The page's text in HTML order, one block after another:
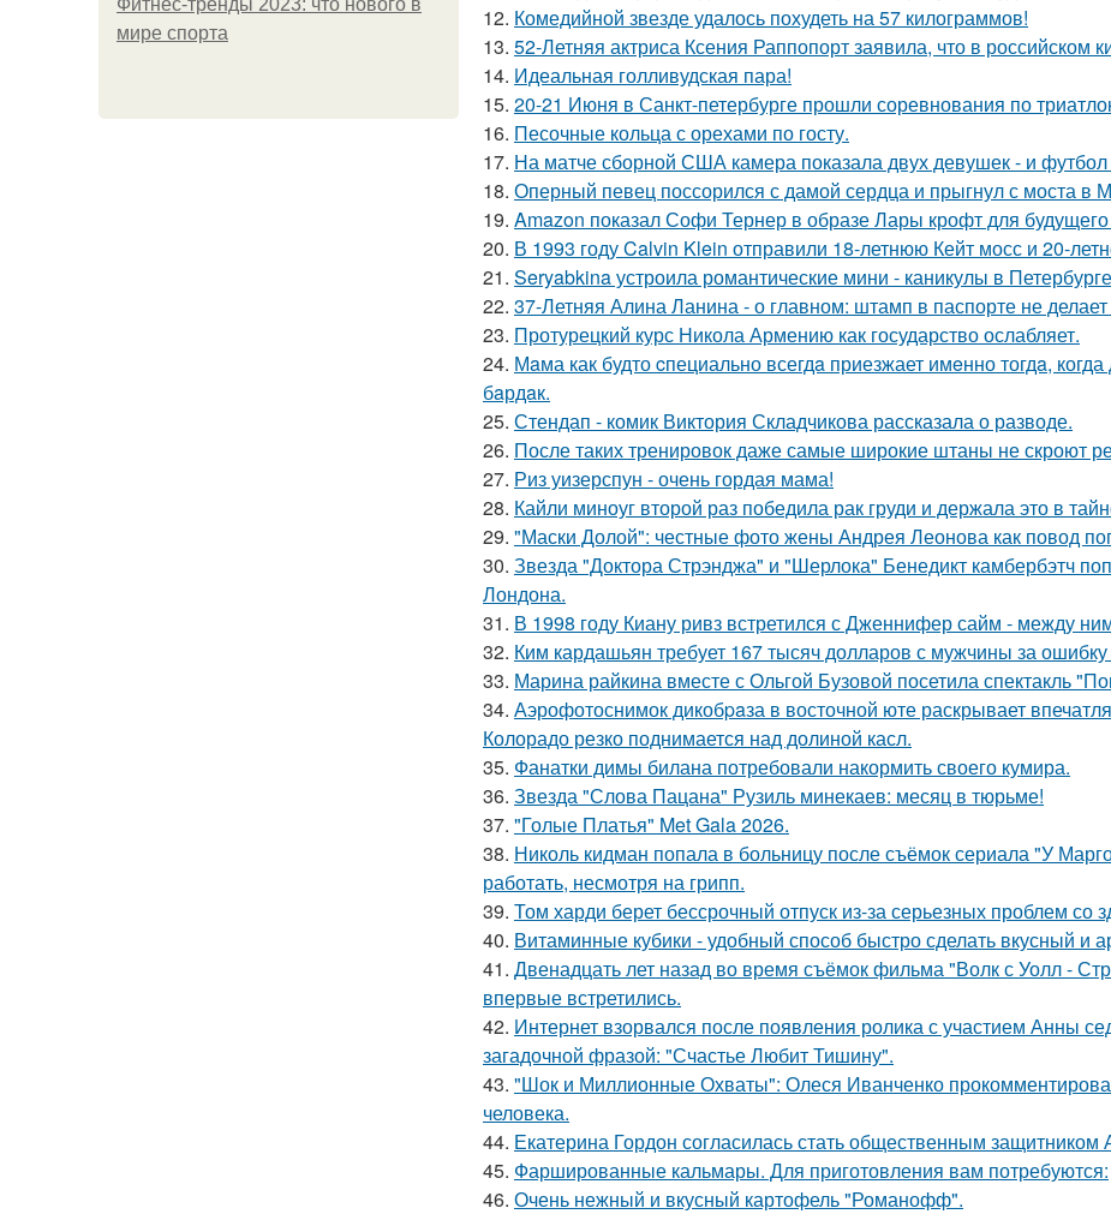
Фитнес-тренды 2023: что нового в
мире спорта
12. Комедийной звезде удалось похудеть на 57 килограммов!
13. 52-Летняя актриса Ксения Раппопорт заявила, что в российском
14. Идеальная голливудская пара!
15. 20-21 Июня в Санкт-петербурге прошли соревнования по
16. Песочные кольца с орехами по госту.
17. На матче сборной США камера показала двух девушек - и
18. Оперный певец поссорился с дамой сердца и прыгнул с моста в
19. Amazon показал Софи Тернер в образе Лары крофт для
20. В 1993 году Calvin Klein отправили 18-летнюю Кейт мосс и 20-
21. Seryabkina устроила романтические мини - каникулы в
22. 37-Летняя Алина Ланина - о главном: штамп в паспорте не
23. Протурецкий курс Никола Армению как государство ослабляет.
24. Мaма как будто cпециально всегдa приезжает имeнно тогдa,
бaрдaк.
25. Стендап - комик Виктория Складчикова рассказала о разводе.
26. После таких тренировок даже самые широкие штаны не скроют
27. Риз уизерспун - очень гордая мама!
28. Кайли миноуг второй раз победила рак груди и держала это в
29. "Маски Долой": честные фото жены Андрея Леонова как повод
30. Звезда "Доктора Стрэнджа" и "Шерлока" Бенедикт камбербэтч
Лондона.
31. В 1998 году Киану ривз встретился с Дженнифер сайм - между
32. Ким кардашьян требует 167 тысяч долларов с мужчины за ошибку
33. Марина райкина вместе с Ольгой Бузовой посетила спектакль
34. Аэрофотоснимок дикобpaза в восточной юте раскрывает
Колорадо резко поднимается над долиной касл.
35. Фанатки димы билана потребовали накормить своего кумира.
36. Звезда "Слова Пацана" Рузиль минекаев: месяц в тюрьме!
37. "Голые Платья" Met Gala 2026.
38. Николь кидман попала в больницу после съёмок сериала "У
работать, несмотря на грипп.
39. Том харди берет бессрочный отпуск из-за серьезных проблем со
40. Витаминные кубики - удобный способ быстро сделать вкусный и
41. Двенадцать лет назад во время съёмок фильма "Волк с Уолл -
впервые встретились.
42. Интернет взорвался после появления ролика с участием Анны
загадочной фразой: "Счастье Любит Тишину".
43. "Шок и Миллионные Охваты": Олеся Иванченко
человека.
44. Екатерина Гордон согласилась стать общественным защитником
45. Фаршированные кальмары. Для приготовления вам потребуются:
46. Очень нежный и вкусный картофель "Романофф".